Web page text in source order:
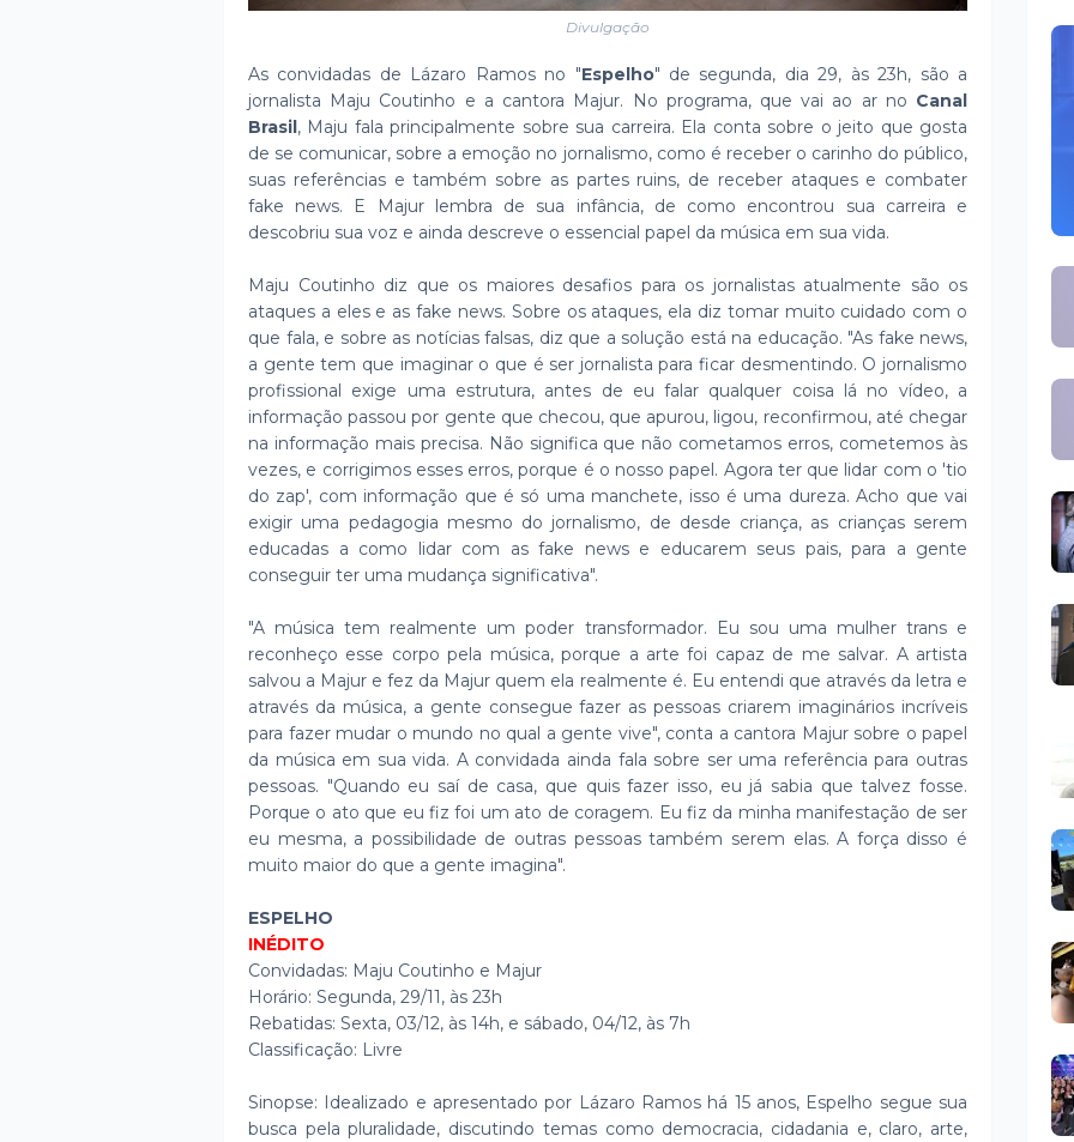
Divulgação
As convidadas de Lázaro Ramos no "Espelho" de segunda, dia 29, às 23h, são a
jornalista Maju Coutinho e a cantora Majur. No programa, que vai ao ar no Canal
Brasil, Maju fala principalmente sobre sua carreira. Ela conta sobre o jeito que gosta
de se comunicar, sobre a emoção no jornalismo, como é receber o carinho do público,
suas referências e também sobre as partes ruins, de receber ataques e combater
fake news. E Majur lembra de sua infância, de como encontrou sua carreira e
descobriu sua voz e ainda descreve o essencial papel da música em sua vida.
Maju Coutinho diz que os maiores desafios para os jornalistas atualmente são os
ataques a eles e as fake news. Sobre os ataques, ela diz tomar muito cuidado com o
que fala, e sobre as notícias falsas, diz que a solução está na educação. "As fake news,
a gente tem que imaginar o que é ser jornalista para ficar desmentindo. O jornalismo
profissional exige uma estrutura, antes de eu falar qualquer coisa lá no vídeo, a
informação passou por gente que checou, que apurou, ligou, reconfirmou, até chegar
na informação mais precisa. Não significa que não cometamos erros, cometemos às
vezes, e corrigimos esses erros, porque é o nosso papel. Agora ter que lidar com o 'tio
do zap', com informação que é só uma manchete, isso é uma dureza. Acho que vai
exigir uma pedagogia mesmo do jornalismo, de desde criança, as crianças serem
educadas a como lidar com as fake news e educarem seus pais, para a gente
conseguir ter uma mudança significativa".
"A música tem realmente um poder transformador. Eu sou uma mulher trans e
reconheço esse corpo pela música, porque a arte foi capaz de me salvar. A artista
salvou a Majur e fez da Majur quem ela realmente é. Eu entendi que através da letra e
através da música, a gente consegue fazer as pessoas criarem imaginários incríveis
para fazer mudar o mundo no qual a gente vive", conta a cantora Majur sobre o papel
da música em sua vida. A convidada ainda fala sobre ser uma referência para outras
pessoas. "Quando eu saí de casa, que quis fazer isso, eu já sabia que talvez fosse.
Porque o ato que eu fiz foi um ato de coragem. Eu fiz da minha manifestação de ser
eu mesma, a possibilidade de outras pessoas também serem elas. A força disso é
muito maior do que a gente imagina".
ESPELHO
INÉDITO
Convidadas: Maju Coutinho e Majur
Horário: Segunda, 29/11, às 23h
Rebatidas: Sexta, 03/12, às 14h, e sábado, 04/12, às 7h
Classificação: Livre
Sinopse: Idealizado e apresentado por Lázaro Ramos há 15 anos, Espelho segue sua
busca pela pluralidade, discutindo temas como democracia, cidadania e, claro, arte,